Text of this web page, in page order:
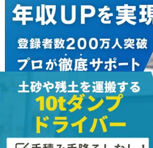
＼役に立った記事はSNSでシェ